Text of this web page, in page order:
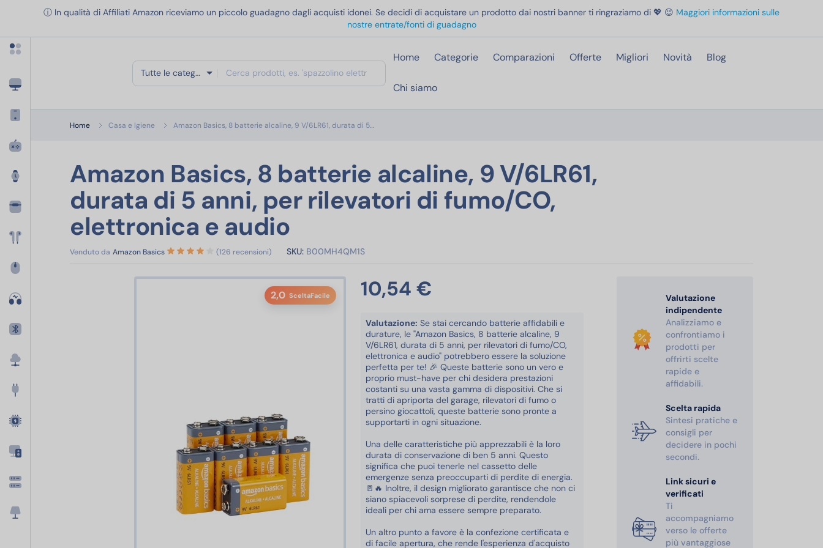
ⓘ In qualità di Affiliati Amazon riceviamo un piccolo guadagno dagli acquisti idonei. Se decidi di acquistare un prodotto dai nostri banner ti ringraziamo di 💖 😉 Maggiori informazioni sulle
nostre entrate/fonti di guadagno
Tutte le categorie
Home Categorie Comparazioni Offerte Migliori Novità Blog
Chi siamo
Apri menu categorie
Home Casa e Igiene Amazon Basics, 8 batterie alcaline, 9 V/6LR61, durata di 5…
Amazon Basics, 8 batterie alcaline, 9 V/6LR61,
durata di 5 anni, per rilevatori di fumo/CO,
elettronica e audio
Venduto da Amazon Basics (126 recensioni) SKU: B00MH4QM1S
2,0 SceltaFacile 10,54 €
Valutazione: Se stai cercando batterie affidabili e
durature, le "Amazon Basics, 8 batterie alcaline, 9
V/6LR61, durata di 5 anni, per rilevatori di fumo/CO,
elettronica e audio" potrebbero essere la soluzione
perfetta per te! 🎉 Queste batterie sono un vero e
proprio must-have per chi desidera prestazioni
costanti su una vasta gamma di dispositivi. Che si
tratti di apriporta del garage, rilevatori di fumo o
persino giocattoli, queste batterie sono pronte a
supportarti in ogni situazione.
Una delle caratteristiche più apprezzabili è la loro
durata di conservazione di ben 5 anni. Questo
significa che puoi tenerle nel cassetto delle
emergenze senza preoccuparti di perdite di energia.
🚪🔥 Inoltre, il design migliorato garantisce che non ci
siano spiacevoli sorprese di perdite, rendendole
ideali per chi ama essere sempre preparato.
Un altro punto a favore è la confezione certificata e
di facile apertura, che rende l'esperienza d'acquisto
Valutazione
indipendente
Analizziamo e
confrontiamo i
prodotti per
offrirti scelte
rapide e
affidabili.
Scelta rapida
Sintesi pratiche e
consigli per
decidere in pochi
secondi.
Link sicuri e
verificati
Ti
accompagniamo
verso le offerte
più vantaggiose